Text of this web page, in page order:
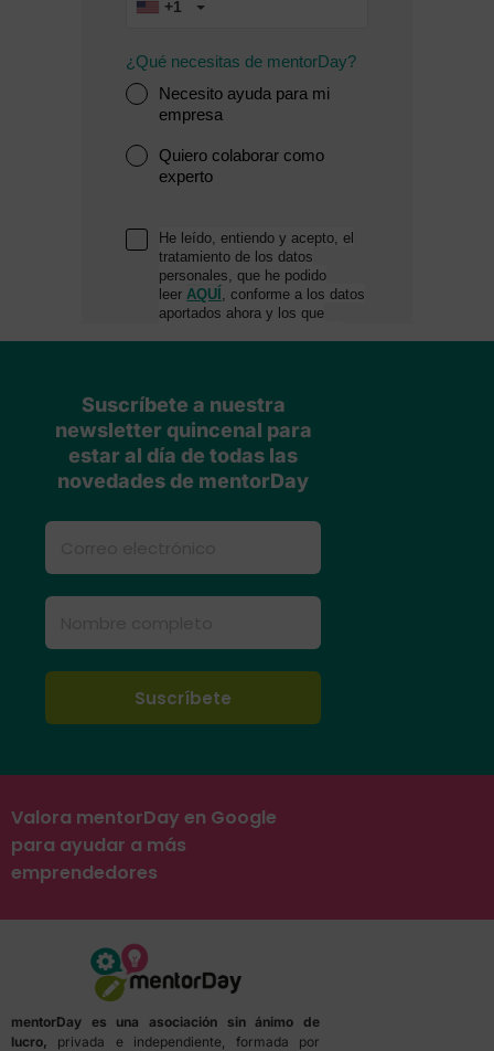
Suscríbete a nuestra
newsletter quincenal para
estar al día de todas las
novedades de mentorDay
Valora mentorDay en Google
para ayudar a más
emprendedores
mentorDay es una asociación sin ánimo de
lucro, privada e independiente, formada por